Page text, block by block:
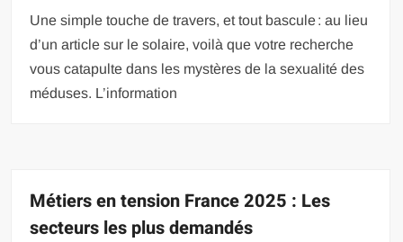
Une simple touche de travers, et tout bascule : au lieu
d’un article sur le solaire, voilà que votre recherche
vous catapulte dans les mystères de la sexualité des
méduses. L’information
Métiers en tension France 2025 : Les
secteurs les plus demandés